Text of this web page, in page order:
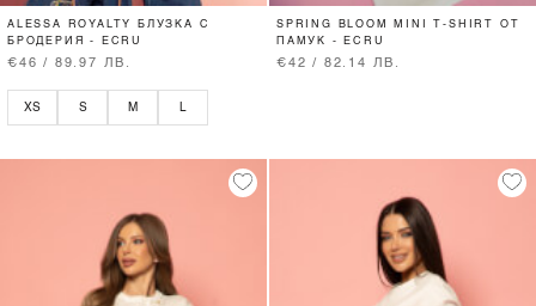
ALESSA ROYALTY БЛУЗКА С
БРОДЕРИЯ - ECRU
€46 / 89.97 ЛВ.
XS S M
SPRING BLOOM MINI T-SHIRT ОТ
ПАМУК - ECRU
€42 / 82.14 ЛВ.